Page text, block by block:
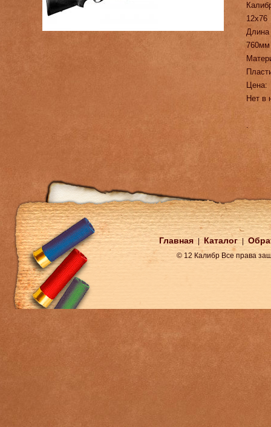
12х76
760мм
Цена:
Нет в
.
Главная Каталог
© 12 Калибр Все права